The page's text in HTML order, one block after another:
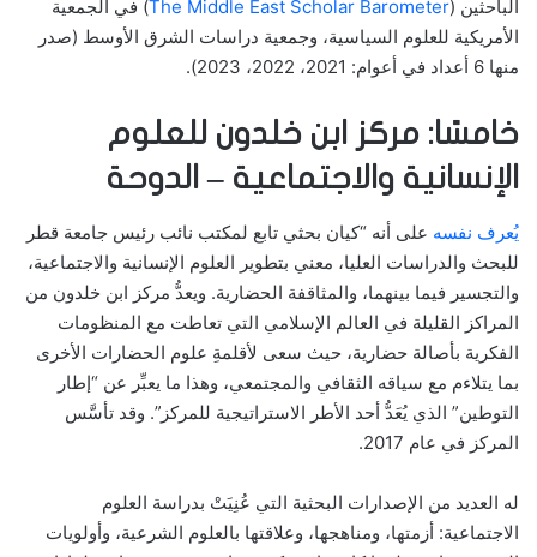
الباحثين (The Middle East Scholar Barometer) في الجمعية
الأمريكية للعلوم السياسية، وجمعية دراسات الشرق الأوسط (صدر
منها 6 أعداد في أعوام: 2021، 2022، 2023).
خامسًا: مركز ابن خلدون للعلوم
الإنسانية والاجتماعية – الدوحة
يُعرف نفسه على أنه “كيان بحثي تابع لمكتب نائب رئيس جامعة قطر
للبحث والدراسات العليا، معني بتطوير العلوم الإنسانية والاجتماعية،
والتجسير فيما بينهما، والمثاقفة الحضارية. ويعدُّ مركز ابن خلدون من
المراكز القليلة في العالم الإسلامي التي تعاطت مع المنظومات
الفكرية بأصالة حضارية، حيث سعى لأقلمةِ علوم الحضارات الأخرى
بما يتلاءم مع سياقه الثقافي والمجتمعي، وهذا ما يعبِّر عن “إطار
التوطين” الذي يُعَدُّ أحد الأطر الاستراتيجية للمركز”. وقد تأسَّس
المركز في عام 2017.
له العديد من الإصدارات البحثية التي عُنِيَتْ بدراسة العلوم
الاجتماعية: أزمتها، ومناهجها، وعلاقتها بالعلوم الشرعية، وأولويات